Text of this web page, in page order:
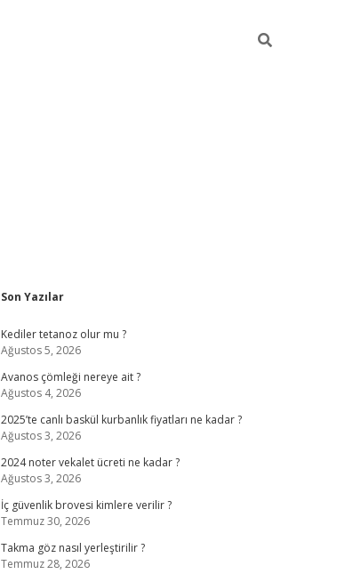
Sidebar
Son Yazılar
Kediler tetanoz olur mu ?
Ağustos 5, 2026
Avanos çömleği nereye ait ?
Ağustos 4, 2026
2025’te canlı baskül kurbanlık fiyatları ne kadar ?
Ağustos 3, 2026
2024 noter vekalet ücreti ne kadar ?
Ağustos 3, 2026
İç güvenlik brovesi kimlere verilir ?
Temmuz 30, 2026
Takma göz nasıl yerleştirilir ?
Temmuz 28, 2026